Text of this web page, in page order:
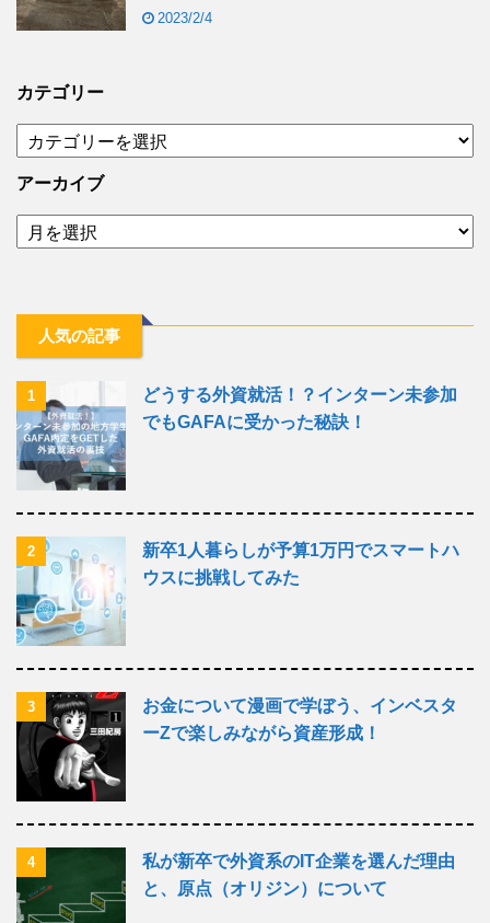
2023/2/4
カテゴリー
アーカイブ
人気の記事
1
どうする外資就活！？インターン未参加
でもGAFAに受かった秘訣！
2
新卒1人暮らしが予算1万円でスマートハ
ウスに挑戦してみた
3
お金について漫画で学ぼう、インベスタ
ーZで楽しみながら資産形成！
4
私が新卒で外資系のIT企業を選んだ理由
と、原点（オリジン）について